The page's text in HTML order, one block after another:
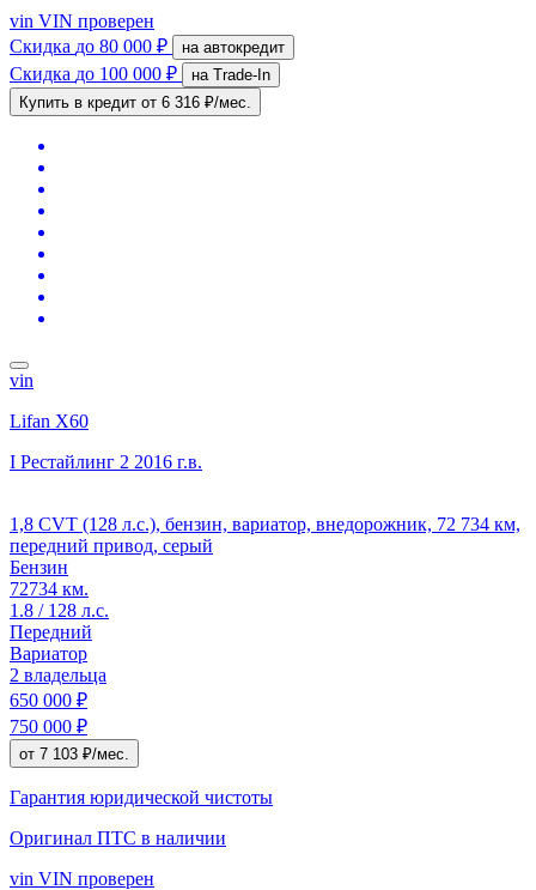
vin VIN проверен
Скидка до 80 000 ₽ на автокредит
Скидка до 100 000 ₽
на Trade-In
Купить в кредит от 6 316 ₽/мес.
vin
Lifan X60
I Рестайлинг 2 2016 г.в.
1,8 CVT (128 л.с.), бензин, вариатор, внедорожник, 72 734 км,
передний привод, серый
Бензин
72734 км.
1.8 / 128 л.с.
Передний
Вариатор
2 владельца
650 000 ₽
750 000 ₽
от 7 103 ₽/мес.
Гарантия юридической чистоты
Оригинал ПТС в наличии
vin VIN проверен